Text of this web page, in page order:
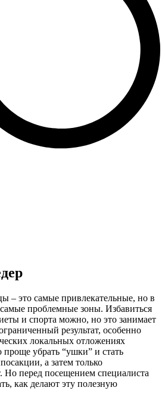
– это самые привлекательные, но в
проблемные зоны. Избавиться
и спорта можно, но это занимает
результат, особенно
локальных отложениях
убрать “ушки” и стать
а затем только
Но перед посещением специалиста
как делают эту полезную